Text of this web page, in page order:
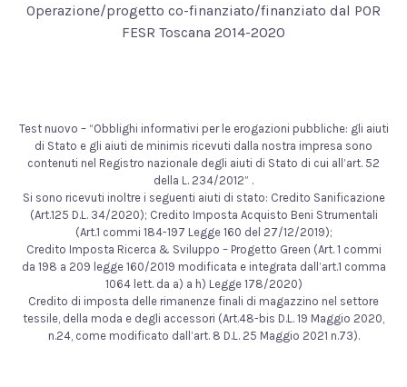
Operazione/progetto co-finanziato/finanziato dal POR
FESR Toscana 2014-2020
Test nuovo – “Obblighi informativi per le erogazioni pubbliche: gli aiuti
di Stato e gli aiuti de minimis ricevuti dalla nostra impresa sono
contenuti nel Registro nazionale degli aiuti di Stato di cui all’art. 52
della L. 234/2012” .
Si sono ricevuti inoltre i seguenti aiuti di stato: Credito Sanificazione
(Art.125 D.L. 34/2020); Credito Imposta Acquisto Beni Strumentali
(Art.1 commi 184-197 Legge 160 del 27/12/2019);
Credito Imposta Ricerca & Sviluppo – Progetto Green (Art. 1 commi
da 198 a 209 legge 160/2019 modificata e integrata dall’art.1 comma
1064 lett. da a) a h) Legge 178/2020)
Credito di imposta delle rimanenze finali di magazzino nel settore
tessile, della moda e degli accessori (Art.48-bis D.L. 19 Maggio 2020,
n.24, come modificato dall’art. 8 D.L. 25 Maggio 2021 n.73).